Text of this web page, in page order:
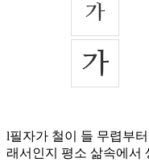
l필자가 철이 들 무렵부
래서인지 평소 삶속에서